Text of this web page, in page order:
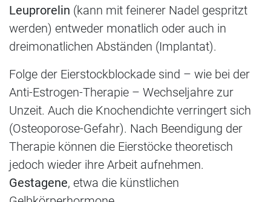
Leuprorelin (kann mit feinerer Nadel gespritzt
werden) entweder monatlich oder auch in
dreimonatlichen Abständen (Implantat).
Folge der Eierstockblockade sind – wie bei der
Anti-Estrogen-Therapie – Wechseljahre zur
Unzeit. Auch die Knochendichte verringert sich
(Osteoporose-Gefahr). Nach Beendigung der
Therapie können die Eierstöcke theoretisch
jedoch wieder ihre Arbeit aufnehmen.
Gestagene, etwa die künstlichen